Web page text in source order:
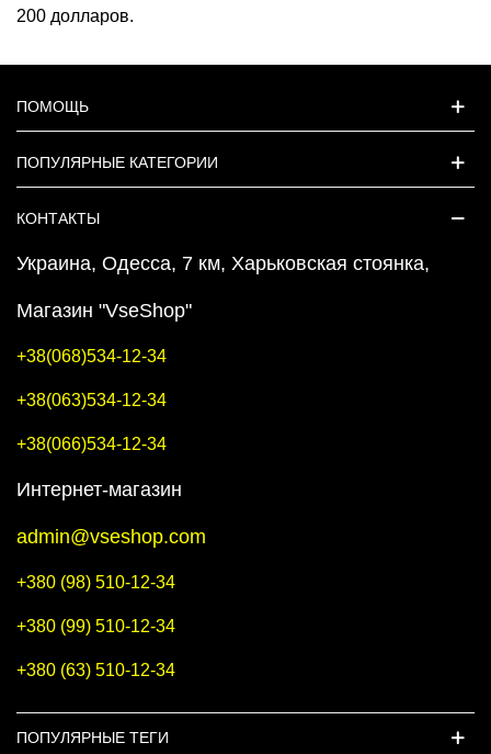
200 долларов.
ПОМОЩЬ
ПОПУЛЯРНЫЕ КАТЕГОРИИ
КОНТАКТЫ
Украина, Одесса, 7 км, Харьковская стоянка,
Магазин "VseShop"
+38(068)534-12-34
+38(063)534-12-34
+38(066)534-12-34
Интернет-магазин
admin@vseshop.com
+380 (98) 510-12-34
+380 (99) 510-12-34
+380 (63) 510-12-34
ПОПУЛЯРНЫЕ ТЕГИ